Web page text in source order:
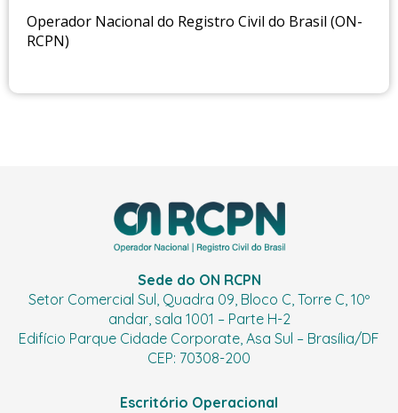
Operador Nacional do Registro Civil do Brasil (ON-
RCPN)
Sede do ON RCPN
Setor Comercial Sul, Quadra 09, Bloco C, Torre C, 10º
andar, sala 1001 – Parte H-2
Edifício Parque Cidade Corporate, Asa Sul – Brasília/DF
CEP: 70308-200
Escritório Operacional